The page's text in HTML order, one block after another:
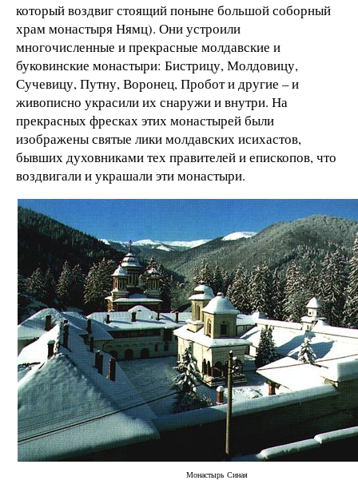
который воздвиг стоящий поныне большой соборный
храм монастыря Нямц). Они устроили
многочисленные и прекрасные молдавские и
буковинские монастыри: Бистрицу, Молдовицу,
Сучевицу, Путну, Воронец, Пробот и другие – и
живописно украсили их снаружи и внутри. На
прекрасных фресках этих монастырей были
изображены святые лики молдавских исихастов,
бывших духовниками тех правителей и епископов, что
воздвигали и украшали эти монастыри.
Монастырь Синая